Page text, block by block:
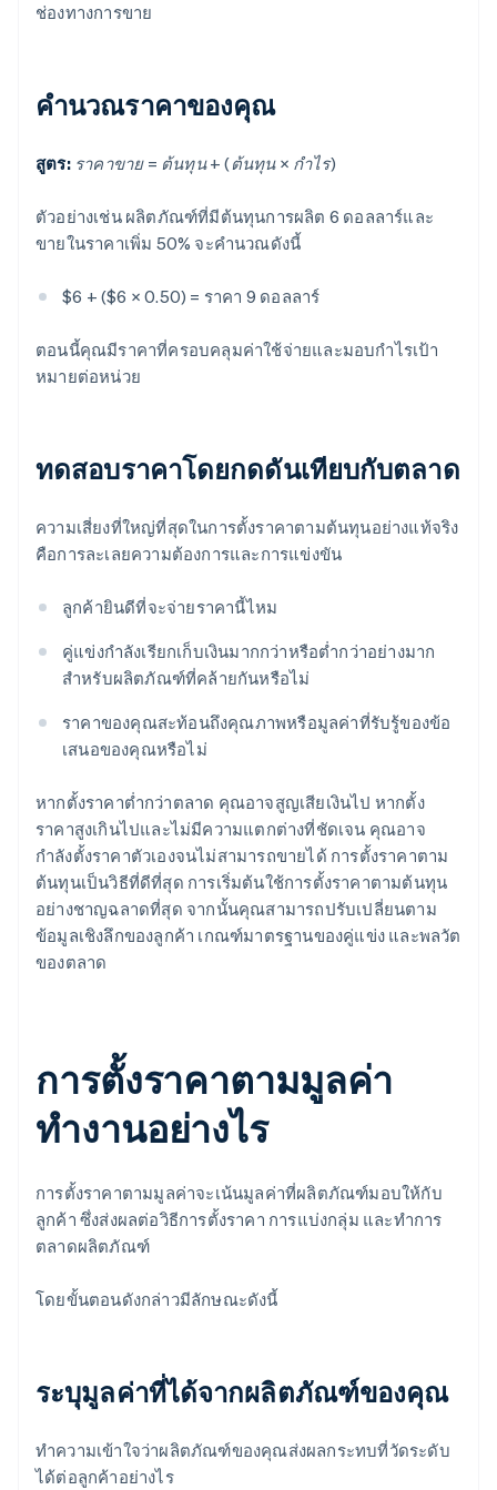
ช่องทางการขาย
คำนวณราคาของคุณ
สูตร: ราคาขาย = ต้นทุน + (ต้นทุน × กำไร)
ตัวอย่างเช่น ผลิตภัณฑ์ที่มีต้นทุนการผลิต 6 ดอลลาร์และ
ขายในราคาเพิ่ม 50% จะคำนวณดังนี้
$6 + ($6 × 0.50) = ราคา 9 ดอลลาร์
ตอนนี้คุณมีราคาที่ครอบคลุมค่าใช้จ่ายและมอบกำไรเป้า
หมายต่อหน่วย
ทดสอบราคาโดยกดดันเทียบกับตลาด
ความเสี่ยงที่ใหญ่ที่สุดในการตั้งราคาตามต้นทุนอย่างแท้จริง
คือการละเลยความต้องการและการแข่งขัน
ลูกค้ายินดีที่จะจ่ายราคานี้ไหม
คู่แข่งกำลังเรียกเก็บเงินมากกว่าหรือต่ำกว่าอย่างมาก
สำหรับผลิตภัณฑ์ที่คล้ายกันหรือไม่
ราคาของคุณสะท้อนถึงคุณภาพหรือมูลค่าที่รับรู้ของข้อ
เสนอของคุณหรือไม่
หากตั้งราคาต่ำกว่าตลาด คุณอาจสูญเสียเงินไป หากตั้ง
ราคาสูงเกินไปและไม่มีความแตกต่างที่ชัดเจน คุณอาจ
กำลังตั้งราคาตัวเองจนไม่สามารถขายได้ การตั้งราคาตาม
ต้นทุนเป็นวิธีที่ดีที่สุด การเริ่มต้นใช้การตั้งราคาตามต้นทุน
อย่างชาญฉลาดที่สุด จากนั้นคุณสามารถปรับเปลี่ยนตาม
ข้อมูลเชิงลึกของลูกค้า เกณฑ์มาตรฐานของคู่แข่ง และพลวัต
ของตลาด
การตั้งราคาตามมูลค่า
ทำงานอย่างไร
การตั้งราคาตามมูลค่าจะเน้นมูลค่าที่ผลิตภัณฑ์มอบให้กับ
ลูกค้า ซึ่งส่งผลต่อวิธีการตั้งราคา การแบ่งกลุ่ม และทำการ
ตลาดผลิตภัณฑ์
โดยขั้นตอนดังกล่าวมีลักษณะดังนี้
ระบุมูลค่าที่ได้จากผลิตภัณฑ์ของคุณ
ทำความเข้าใจว่าผลิตภัณฑ์ของคุณส่งผลกระทบที่วัดระดับ
ได้ต่อลูกค้าอย่างไร